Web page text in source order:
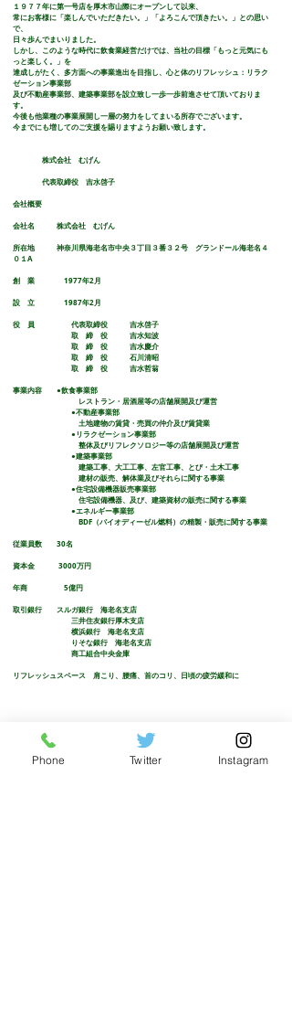
１９７７年に第一号店を厚木市山際にオープンして以来、
常にお客様に「楽しんでいただきたい。」「よろこんで頂きたい。」との思い
で、
日々歩んでまいりました。
しかし、このような時代に飲食業経営だけでは、当社の目標「もっと元気にも
っと楽しく。」を
達成しがたく、多方面への事業進出を目指し、心と体のリフレッシュ：リラク
ゼーション事業部
及び不動産事業部、建築事業部を設立致し一歩一歩前進させて頂いておりま
す。
今後も他業種の事業展開し一層の努力をしてまいる所存でございます。
今までにも増してのご支援を賜りますようお願い致します。
株式会社 むげん
代表取締役 吉水啓子
会社概要
会社名 株式会社 むげん
所在地 神奈川県海老名市中央３丁目３番３２号 グランドール海老名４
０１A
創 業 1977年2月
設 立 1987年2月
役 員 代表取締役 吉水啓子
取 締 役 吉水知波
取 締 役 吉水慶介
取 締 役 石川清昭
取 締 役 吉水哲翁
事業内容 ●飲食事業部
レストラン・居酒屋等の店舗展開及び運営
●不動産事業部
土地建物の賃貸・売買の仲介及び賃貸業
●リラクゼーション事業部
整体及びリフレクソロジー等の店舗展開及び運営
●建築事業部
建築工事、大工工事、左官工事、とび・土木工事
建材の販売、解体業及びそれらに関する事業
●住宅設備機器販売事業部
住宅設備機器、及び、建築資材の販売に関する事業
●エネルギー事業部
BDF（バイオディーゼル燃料）の精製・販売に関する事業
従業員数 30名
資本金 3000万円
年商 5億円
取引銀行 スルガ銀行 海老名支店
三井住友銀行厚木支店
横浜銀行 海老名支店
りそな銀行 海老名支店
商工組合中央金庫
リフレッシュスペース 肩こり、腰痛、首のコリ、日頃の疲労緩和に
Phone Twitter Instagram